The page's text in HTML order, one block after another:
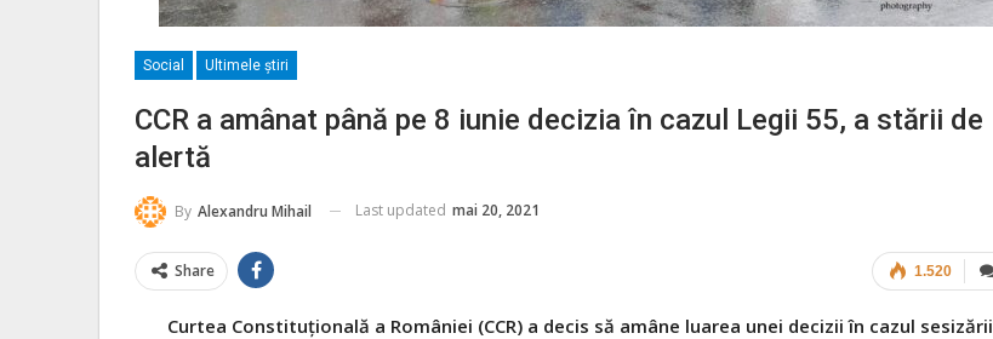
Social Ultimele ştiri
CCR a amânat până pe 8 iunie decizia în cazul Legii 55, a stării de
alertă
By Alexandru Mihail Last updated mai 20, 2021
1.520
Share
Curtea Constituțională a României (CCR) a decis să amâne luarea unei decizii în cazul sesizării